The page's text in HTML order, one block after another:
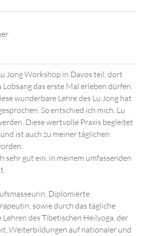
Jong Workshop in Davos teil, dort
Lobsang das erste Mal erleben dürfen.
wunderbare Lehre des Lu Jong hat
So entschied ich mich, Lu
Diese wertvolle Praxis begleitet
ist auch zu meiner täglichen
sehr gut ein, in meinem umfassenden
Diplomierte
sowie durch das tägliche
des Tibetischen Heilyoga, der
Weiterbildungen auf nationaler und